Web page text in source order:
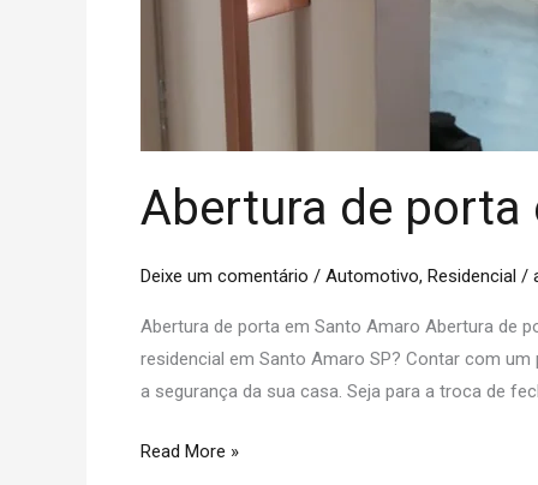
Abertura de porta
Deixe um comentário / Automotivo, Residencial /
Abertura de porta em Santo Amaro Abertura de
residencial em Santo Amaro SP? Contar com
a segurança da sua casa. Seja para a troca de
Read More »